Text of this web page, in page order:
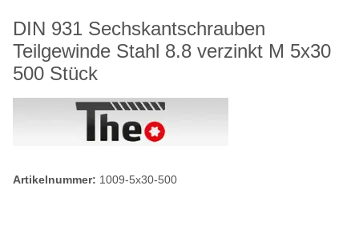
DIN 931 Sechskantschrauben
Teilgewinde Stahl 8.8 verzinkt M 5x30
500 Stück
Artikelnummer: 1009-5x30-500